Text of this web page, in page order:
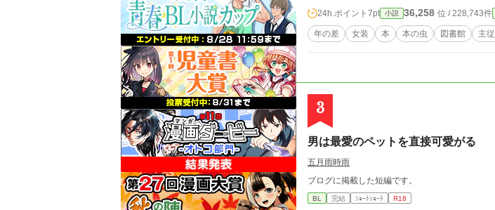
24h.ポイント 7pt 小説 36,258 位 / 228,743件
年の差 女装 本 本の虫 図書館 主従
3
男は最愛のペットを直接可愛がる
五月雨時雨
ブログに掲載した短編です。
BL 完結 ｼｮｰﾄｼｮｰﾄ R18